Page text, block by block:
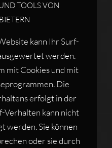
TOOLS VON
kann Ihr Surf-
werden.
mit Cookies und mit
Die
erfolgt in der
Verhalten kann nicht
werden. Sie können
oder sie durch